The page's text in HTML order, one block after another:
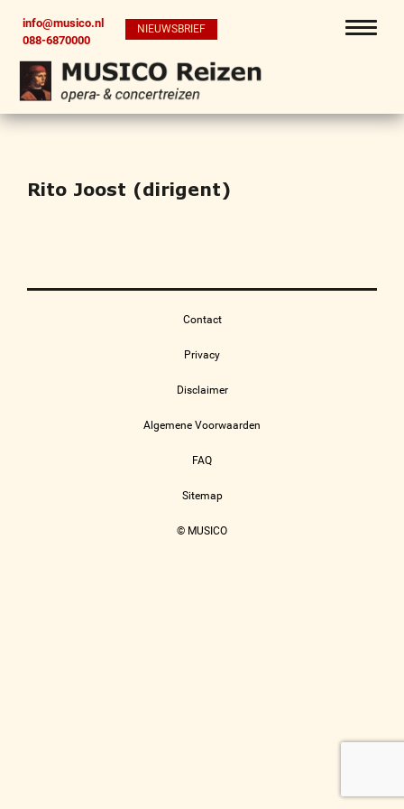
info@musico.nl
088-6870000
NIEUWSBRIEF
Rito Joost (dirigent)
Contact
Privacy
Disclaimer
Algemene Voorwaarden
FAQ
Sitemap
© MUSICO